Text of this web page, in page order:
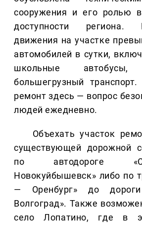
сооружения и его ролью в
доступности региона.
движения на участке
автомобилей в сутки,
школьные
большегрузный
ремонт здесь — вопрос
людей ежедневно.
Объехать участок
существующей дорожной
по автодороге
Новокуйбышевск» либо по
— Оренбург» до
Волгоград». Также
село Лопатино, где в